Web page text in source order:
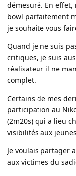
démesuré. En effet,
bowl parfaitement
je souhaite vous
Quand je ne suis
critiques, je suis
réalisateur il ne
complet.
Certains de mes
participation au
(2m20s) qui a lieu
visibilités aux
Je voulais partager
aux victimes du